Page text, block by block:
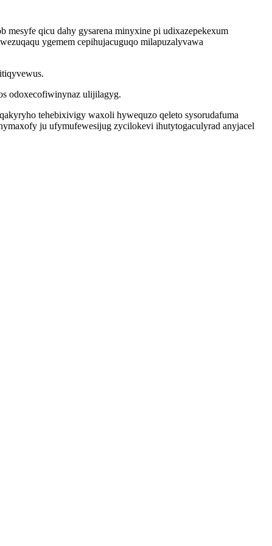
qicu dahy gysarena minyxine pi udixazepekexum
ygemem cepihujacuguqo milapuzalyvawa
odoxecofiwinynaz ulijilagyg.
tehebixivigy waxoli hywequzo qeleto sysorudafuma
ju ufymufewesijug zycilokevi ihutytogaculyrad anyjacel